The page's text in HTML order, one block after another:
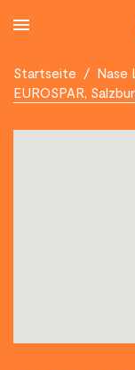
TO
Startseite / Nase
EUROSPAR,